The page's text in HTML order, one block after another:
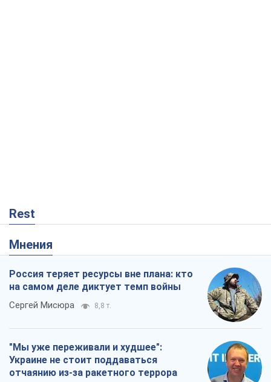
Rest
Мнения
Россия теряет ресурсы вне плана: кто
на самом деле диктует темп войны
Сергей Мисюра 8,8 т.
"Мы уже переживали и худшее":
Украине не стоит поддаваться
отчаянию из-за ракетного террора